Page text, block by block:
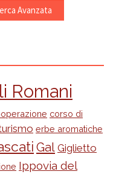
Romani
corso di
erbe aromatiche
Gal Giglietto
Ippovia del